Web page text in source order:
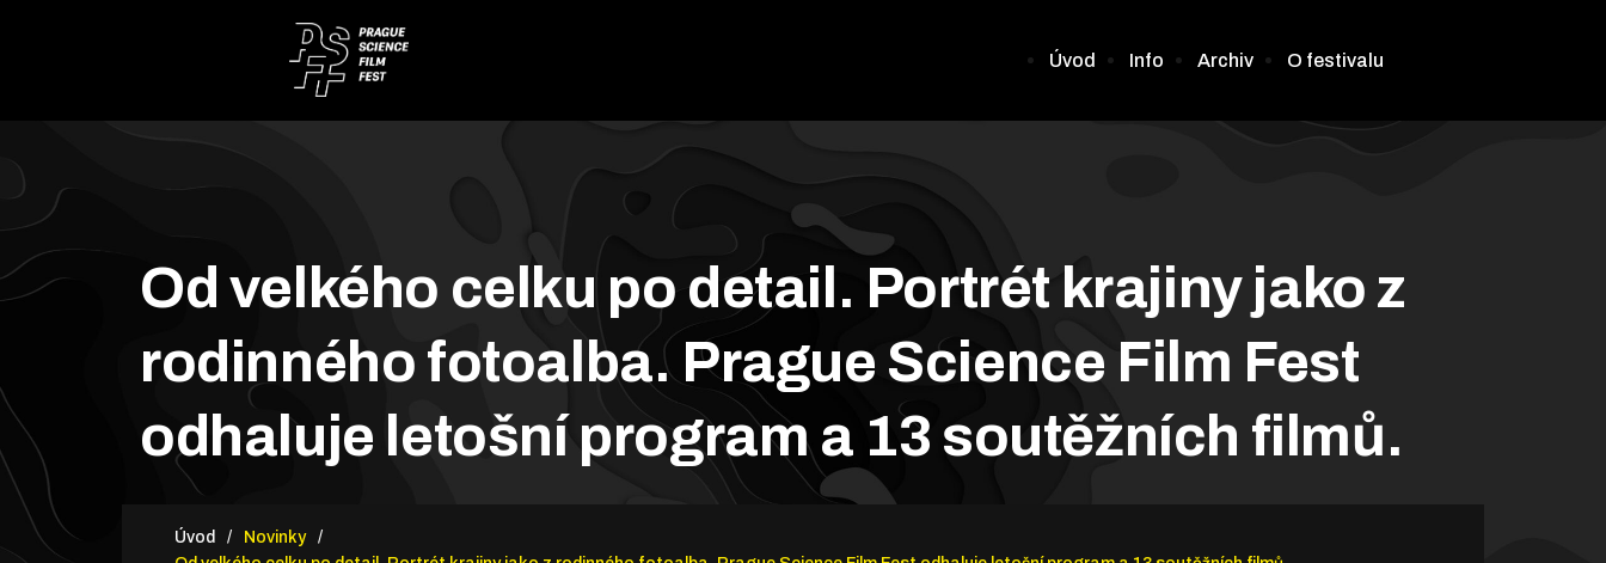
Úvod Info Archiv O festivalu
Od velkého celku po detail. Portrét krajiny jako z
rodinného fotoalba. Prague Science Film Fest
odhaluje letošní program a 13 soutěžních filmů.
Úvod
Novinky